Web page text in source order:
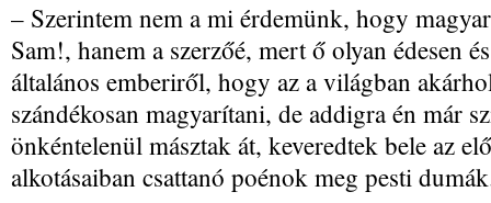
– Szerintem nem a mi érdemünk, hogy
Sam!, hanem a szerzőé, mert ő olyan édesen
általános emberiről, hogy az a világban
szándékosan magyarítani, de addigra én már
önkéntelenül másztak át, keveredtek bele az
alkotásaiban csattanó poénok meg pesti